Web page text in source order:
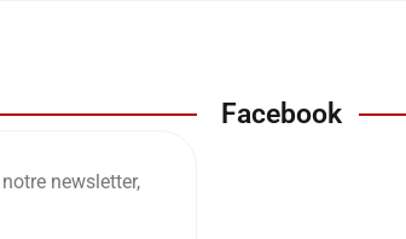
newsletter,
Facebook